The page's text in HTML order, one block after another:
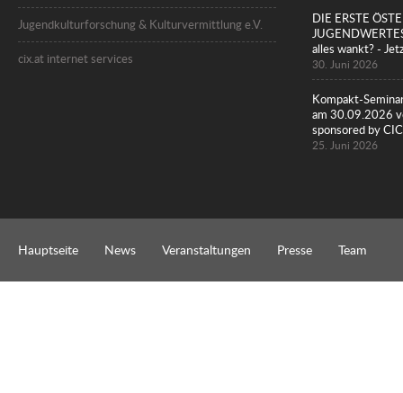
Jugendkulturforschung & Kulturvermittlung e.V.
cix.at internet services
DIE ERSTE
alles wankt? -
30. Juni 2026
Kompakt-
am 30.09.2026
sponsored by
25. Juni 2026
Hauptseite News Veranstaltungen Presse Team